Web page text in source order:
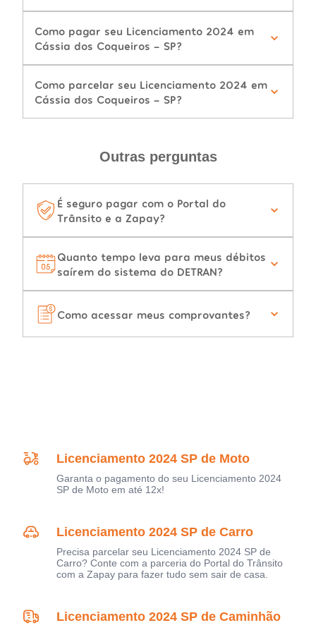
Como pagar seu Licenciamento 2024 em
Cássia dos Coqueiros - SP?
Como parcelar seu Licenciamento 2024 em
Cássia dos Coqueiros - SP?
Outras perguntas
É seguro pagar com o Portal do
Trânsito e a Zapay?
Quanto tempo leva para meus débitos
saírem do sistema do DETRAN?
Como acessar meus comprovantes?
Licenciamento 2024 SP de Moto
Garanta o pagamento do seu Licenciamento 2024
SP de Moto em até 12x!
Licenciamento 2024 SP de Carro
Precisa parcelar seu Licenciamento 2024 SP de
Carro? Conte com a parceria do Portal do Trânsito
com a Zapay para fazer tudo sem sair de casa.
Licenciamento 2024 SP de Caminhão